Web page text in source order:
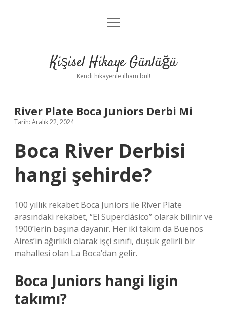
Anasayfa
Yasal Uyarı
menüyü
Kişisel Hikaye Günlüğü
Kendi hikayenle ilham bul!
River Plate Boca Juniors Derbi Mi
Tarih: Aralık 22, 2024
Boca River Derbisi
hangi şehirde?
100 yıllık rekabet Boca Juniors ile River Plate
arasındaki rekabet, “El Superclásico” olarak bilinir ve
1900’lerin başına dayanır. Her iki takım da Buenos
Aires’in ağırlıklı olarak işçi sınıfı, düşük gelirli bir
mahallesi olan La Boca’dan gelir.
Boca Juniors hangi ligin
takımı?